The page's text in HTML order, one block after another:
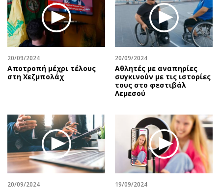
20/09/2024
Αποτροπή μέχρι τέλους
στη Χεζμπολάχ
20/09/2024
Αθλητές με αναπηρίες
συγκινούν με τις ιστορίες
τους στο φεστιβάλ
Λεμεσού
20/09/2024 19/09/2024